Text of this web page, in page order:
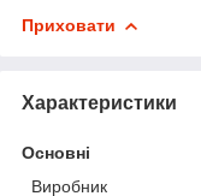
Приховати
Характеристики
Основні
Виробник